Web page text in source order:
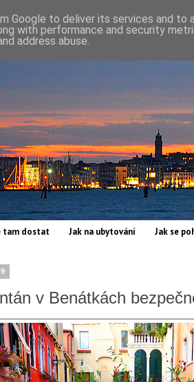
tam dostat Jak na ubytování Jak se
v Benátkách
Google to deliver its services and to
with performance and security
address abuse.